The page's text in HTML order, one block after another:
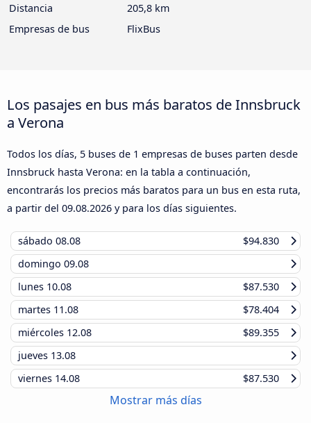
Distancia
205,8 km
Empresas de bus
FlixBus
Los pasajes en bus más baratos de Innsbruck
a Verona
Todos los días, 5 buses de 1 empresas de buses parten desde
Innsbruck hasta Verona: en la tabla a continuación,
encontrarás los precios más baratos para un bus en esta ruta,
a partir del 09.08.2026 y para los días siguientes.
sábado 08.08
$94.830
domingo 09.08
lunes 10.08
$87.530
martes 11.08
$78.404
miércoles 12.08
$89.355
jueves 13.08
viernes 14.08 $87.530
Mostrar más días